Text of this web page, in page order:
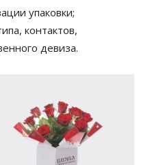
упаковки;
контактов,
девиза.